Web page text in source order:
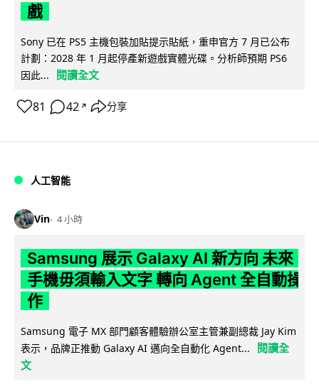
戲
Sony 已在 PS5 主機包裝加貼提示貼紙，重申官方 7 月已公布
計劃：2028 年 1 月起停產新遊戲實體光碟。分析師預期 PS6
因此...
閱讀全文
81 42 ↗ 分享
人工智能
Vin 4 小時
Samsung 展示 Galaxy AI 新方向 未來
手機毋須輸入文字 轉向 Agent 全自動操
作
Samsung 電子 MX 部門顧客體驗辦公室主管兼副總裁 Jay Kim
表示，品牌正推動 Galaxy AI 邁向全自動化 Agent...
閱讀全
文